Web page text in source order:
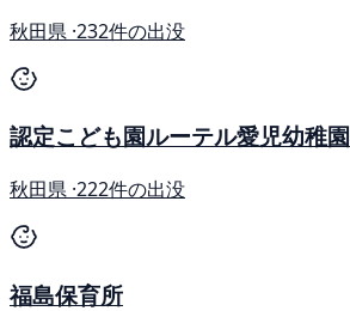
秋田県 ·232件の出没
認定こども園ルーテル愛児幼稚園
秋田県 ·222件の出没
福島保育所